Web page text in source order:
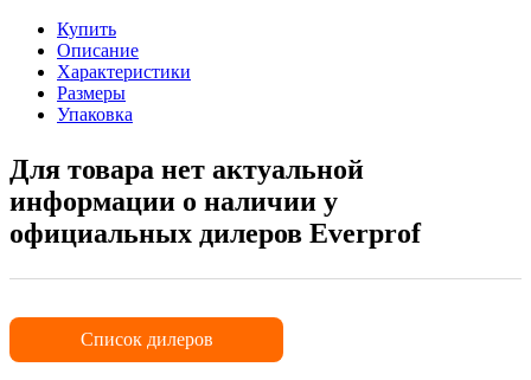
Купить
Описание
Характеристики
Размеры
Упаковка
Для товара нет актуальной
информации о наличии у
официальных дилеров Everprof
Список дилеров